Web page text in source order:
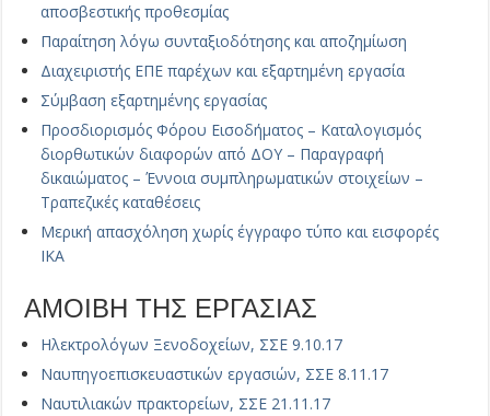
αποσβεστικής προθεσμίας
Παραίτηση λόγω συνταξιοδότησης και αποζημίωση
Διαχειριστής ΕΠΕ παρέχων και εξαρτημένη εργασία
Σύμβαση εξαρτημένης εργασίας
Προσδιορισμός Φόρου Εισοδήματος – Καταλογισμός
διορθωτικών διαφορών από ΔΟΥ – Παραγραφή
δικαιώματος – Έννοια συμπληρωματικών στοιχείων –
Τραπεζικές καταθέσεις
Μερική απασχόληση χωρίς έγγραφο τύπο και εισφορές
ΙΚΑ
ΑΜΟΙΒΗ ΤΗΣ ΕΡΓΑΣΙΑΣ
Ηλεκτρολόγων Ξενοδοχείων, ΣΣΕ 9.10.17
Ναυπηγοεπισκευαστικών εργασιών, ΣΣΕ 8.11.17
Ναυτιλιακών πρακτορείων, ΣΣΕ 21.11.17